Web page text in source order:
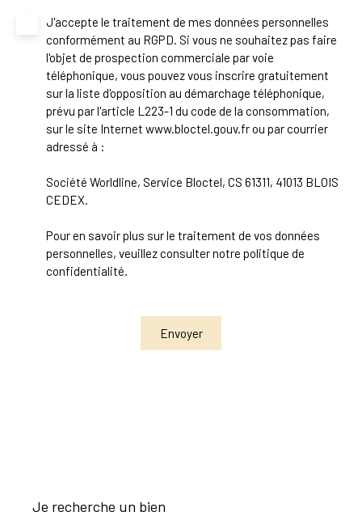
J'accepte le traitement de mes données personnelles
conformément au RGPD. Si vous ne souhaitez pas faire
l'objet de prospection commerciale par voie
téléphonique, vous pouvez vous inscrire gratuitement
sur la liste d'opposition au démarchage téléphonique,
prévu par l'article L223-1 du code de la consommation,
sur le site Internet www.bloctel.gouv.fr ou par courrier
adressé à :
Société Worldline, Service Bloctel, CS 61311, 41013 BLOIS
CEDEX.
Pour en savoir plus sur le traitement de vos données
personnelles, veuillez consulter notre politique de
confidentialité
Envoyer
Je recherche un bien